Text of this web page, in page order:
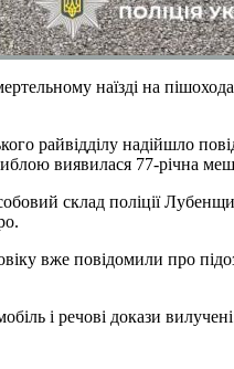
наїзді на
райвідділу надійшло
виявилася 77-річна
склад поліції
вже повідомили про
і речові докази